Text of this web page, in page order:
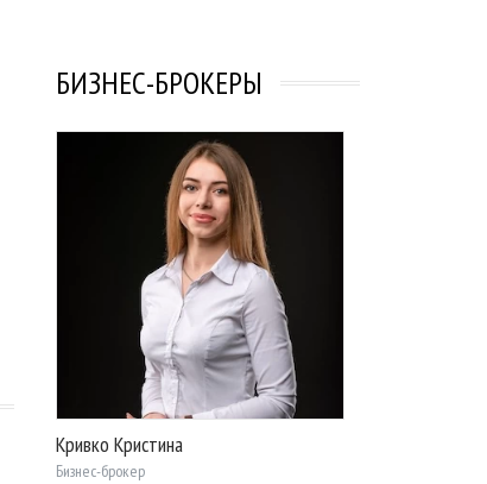
БИЗНЕС-БРОКЕРЫ
Кривко Кристина
Бизнес-брокер